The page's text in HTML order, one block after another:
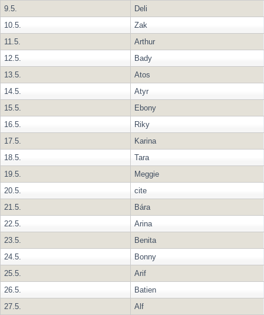
9.5.
Deli
10.5.
Zak
11.5.
Arthur
12.5.
Bady
13.5.
Atos
14.5.
Atyr
15.5.
Ebony
16.5.
Riky
17.5.
Karina
18.5.
Tara
19.5.
Meggie
20.5.
cite
21.5.
Bára
22.5.
Arina
23.5.
Benita
24.5.
Bonny
25.5.
Arif
26.5.
Batien
27.5.
Alf